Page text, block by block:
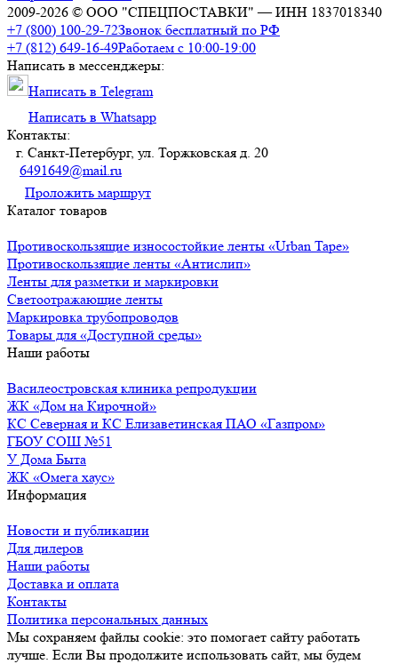
2009-2026 © ООО "СПЕЦПОСТАВКИ" — ИНН 1837018340
+7 (800) 100-29-72Звонок бесплатный по РФ
+7 (812) 649-16-49Работаем с 10:00-19:00
Написать в мессенджеры:
Написать в Telegram
Написать в Whatsapp
Контакты:
г. Санкт-Петербург, ул. Торжковская д. 20
6491649@mail.ru
Проложить маршрут
Каталог товаров
Противоскользящие износостойкие ленты «Urban Tape»
Противоскользящие ленты «Антислип»
Ленты для разметки и маркировки
Светоотражающие ленты
Маркировка трубопроводов
Товары для «Доступной среды»
Наши работы
Василеостровская клиника репродукции
ЖК «Дом на Кирочной»
КС Северная и КС Елизаветинская ПАО «Газпром»
ГБОУ СОШ №51
У Дома Быта
ЖК «Омега хаус»
Информация
Новости и публикации
Для дилеров
Наши работы
Доставка и оплата
Контакты
Политика персональных данных
Мы сохраняем файлы cookie: это помогает сайту работать
лучше. Если Вы продолжите использовать сайт, мы будем